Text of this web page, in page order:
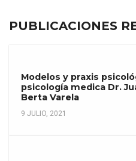
PUBLICACIONES
Modelos y praxis
psicología medica Dr.
Berta Varela
9 JULIO, 2021